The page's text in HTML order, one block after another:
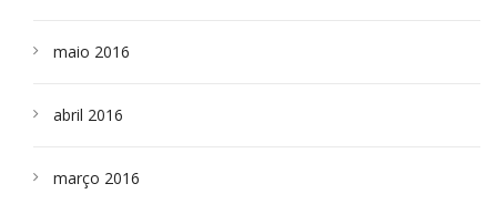
maio 2016
abril 2016
março 2016